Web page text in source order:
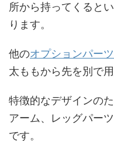
所から持ってくると
ります。
他のオプションパー
太ももから先を別で
特徴的なデザインの
アーム、レッグパー
です。